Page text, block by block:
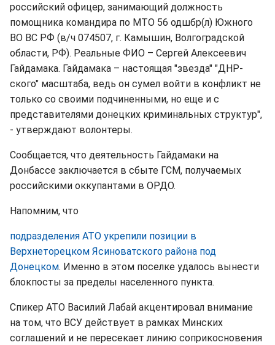
российский офицер, занимающий должность
помощника командира по МТО 56 одшбр(л) Южного
ВО ВС РФ (в/ч 074507, г. Камышин, Волгоградской
области, РФ). Реальные ФИО – Сергей Алексеевич
Гайдамака. Гайдамака – настоящая "звезда" "ДНР-
ского" масштаба, ведь он сумел войти в конфликт не
только со своими подчиненными, но еще и с
представителями донецких криминальных структур",
- утверждают волонтеры.
Сообщается, что деятельность Гайдамаки на
Донбассе заключается в сбыте ГСМ, получаемых
российскими оккупантами в ОРДО.
Напомним, что
подразделения АТО укрепили позиции в
Верхнеторецком Ясиноватского района под
Донецком. Именно в этом поселке удалось вынести
блокпосты за пределы населенного пункта.
Спикер АТО Василий Лабай акцентировал внимание
на том, что ВСУ действует в рамках Минских
соглашений и не пересекает линию соприкосновения